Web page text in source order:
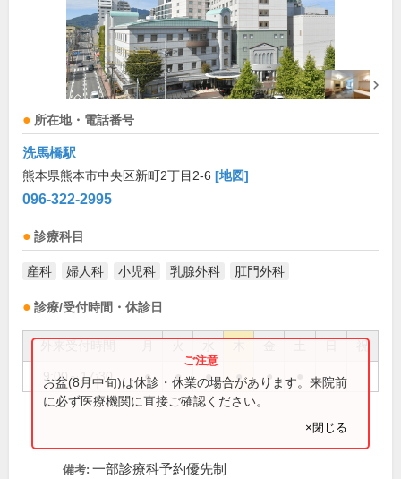
所在地・電話番号
洗馬橋駅
熊本県熊本市中央区新町2丁目2-6 [地図]
096-322-2995
診療科目
産科 婦人科 小児科 乳腺外科 肛門外科
診療/受付時間・休診日
祝
9:00～17:30 ● ● ● ● ●
お盆(8月中旬)は休診・休業の場合があります。来院前
に必ず医療機関に直接ご確認ください。
×閉じる
備考: 一部診療科予約優先制